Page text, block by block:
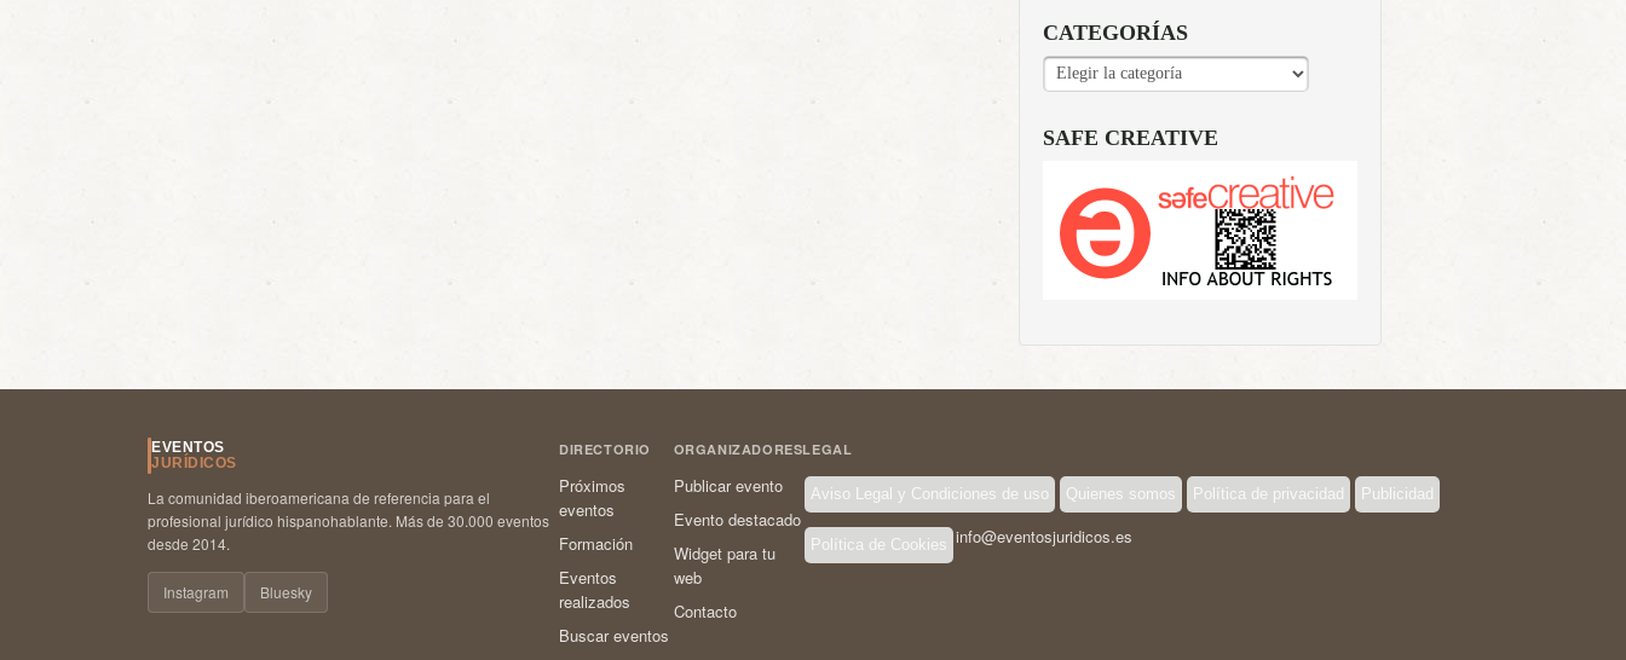
CATEGORÍAS
CATEGORÍAS
SAFE CREATIVE
EVENTOS
JURÍDICOS
La comunidad iberoamericana de referencia para el
profesional jurídico hispanohablante. Más de 30.000 eventos
desde 2014.
Instagram Bluesky
DIRECTORIO
Próximos
eventos
Formación
Eventos
realizados
Buscar eventos
ORGANIZADORES
Publicar evento
Evento destacado
Widget para tu
web
Contacto
LEGAL
Aviso Legal y Condiciones de uso Quienes somos Política de privacidad Publicidad
Política de Cookies info@eventosjuridicos.es